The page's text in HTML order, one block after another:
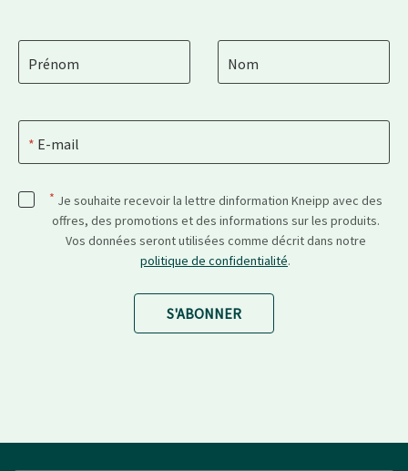
Prénom Nom
E-mail
* Je souhaite recevoir la lettre dinformation Kneipp avec des
offres, des promotions et des informations sur les produits.
Vos données seront utilisées comme décrit dans notre
politique de confidentialité.
S'ABONNER